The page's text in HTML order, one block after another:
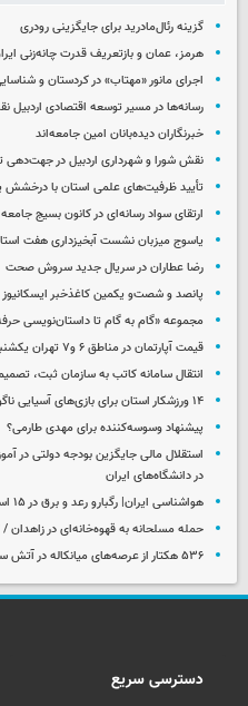
گزینه رئال‌مادرید برای جایگزینی رودری
هرمز، عمان و بازتعریف قدرت چانه‌زنی
اجرای مانور ‌«مهتاب» در کردستان‌ و شناسایی۵۳۰ هزار کیلووات‌ساعت انرژی
رسانه‌ها در مسیر توسعه اقتصادی اردبیل
خبرنگاران دیده‌بانان امین جامعه‌اند
نقش شورا و شهرداری اردبیل در جهت‌دهی
تأیید ظرفیت‌های علمی استان با درخشش
ارتقای سواد رسانه‌ای در کانون بسیج
یاسوج میزبان نشست آبخیزداری هفت
رضا عطاران در سریال جدید سروش صحت
پانصد و شصت‌و یکمین کاغذخبر
مجموعه «گام به گام تا داستان‌نویسی
قیمت آپارتمان در مناطق ۶ و۷ تهران یکشنبه ۱۸ مرداد ۱۴۰۵
انتقال سامانه کاتب به سازمان ثبت،
۱۴ ورزشکار استان برای بازی‌های آسیایی ناگویا آماده می‌شوند
پیشنهاد وسوسه‌کننده برای مهدی طارمی؟
استقلال مالی جایگزین بودجه دولتی
در دانشگاه‌های ایران
هواشناسی ایران| رگبارو رعد و برق در ۱۵ استان / هشدار وزش باد برای ۱۳ استان‌
حمله مسلحانه به قهوه‌خانه‌ای در زاهدان / ۲ نفر جان باختند
۵۳۶ هکتار از عرصه‌های میانکاله در آتش سوخت
دسترسی سریع